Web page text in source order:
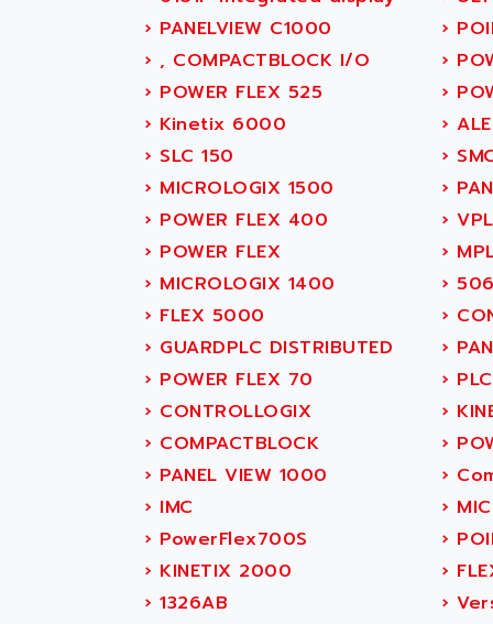
PANEL
OPERATOR PANEL
APRIL 2000
APRIL 7000
SMC50
SMC600
SMC25 et SMC 35
SMC 50 / SMC 600
SMC 600
ABASK
ABB
ABB AS ROBOTIC
ABB REPAIR DEPT
ABB ROBOTICS
ABC VISION
ABD
ABG
ABL
ABL SURSUM
ABLE SYSTEMS
ABLIC
ABOUTBATTERIE
ABRACON
ABS COMPUTERS
ABS SYSTEM
ABSOCODER
ABUS
ABUS ELECTRONIC
› PANELVIEW C1000 ›
› , COMPACTBLOCK I/O ›
› POWER FLEX 525 ›
› Kinetix 6000 ›
› SLC 150 ›
› MICROLOGIX 1500 ›
› POWER FLEX 400 › VPL
› POWER FLEX ›
› MICROLOGIX 1400 ›
› FLEX 5000 ›
› GUARDPLC DISTRIBUTED ›
› POWER FLEX 70 ›
› CONTROLLOGIX ›
› COMPACTBLOCK ›
› PANEL VIEW 1000 ›
› IMC ›
› PowerFlex700S ›
› KINETIX 2000 ›
› 1326AB ›